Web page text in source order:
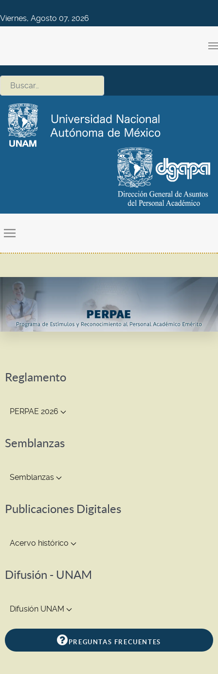
Viernes, Agosto 07, 2026
Buscar
Reglamento
PERPAE 2026
Semblanzas
Semblanzas
Publicaciones Digitales
Acervo histórico
Difusión - UNAM
Difusión UNAM
PREGUNTAS FRECUENTES